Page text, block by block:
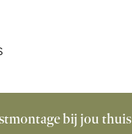
bij jou thuis